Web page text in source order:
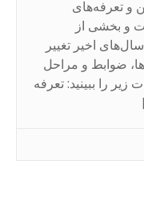
و تعرفه‌های
در سال ۱۳۹۶ است و بخشی از
اخیر تغییر
ضوابط و مراحل
را ببینید: تعرفه